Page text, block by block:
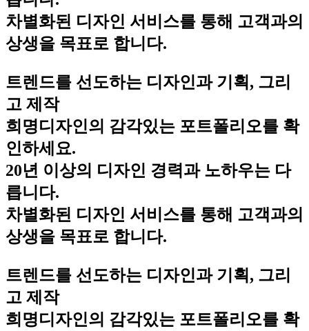
차별화된 디자인 서비스를 통해 고객과의
상생을 목표로 합니다.
트렌드를 선도하는 디자인과 기획, 그리
고 제작
희명디자인의 감각있는 포트폴리오를 확
인하세요.
20년 이상의 디자인 경력과 노하우는 다
릅니다.
차별화된 디자인 서비스를 통해 고객과의
상생을 목표로 합니다.
트렌드를 선도하는 디자인과 기획, 그리
고 제작
희명디자인의 감각있는 포트폴리오를 확